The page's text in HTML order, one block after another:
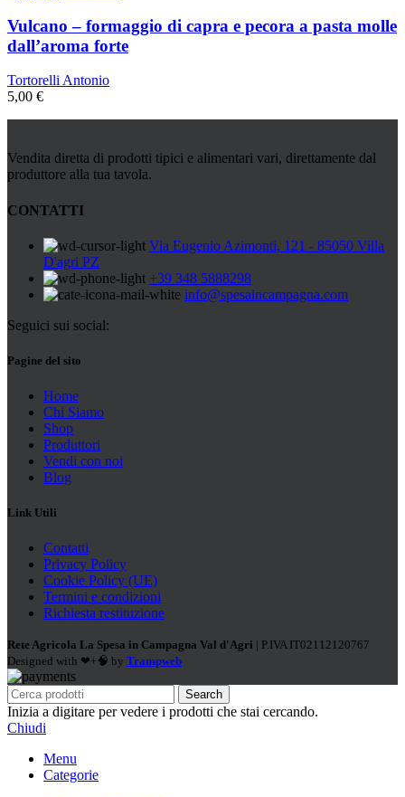
Vulcano – formaggio di capra e pecora a pasta molle
dall’aroma forte
Tortorelli Antonio
5,00 €
Vendita diretta di prodotti tipici e alimentari vari, direttamente dal
produttore alla tua tavola.
CONTATTI
Via Eugenio Azimonti, 121 - 85050 Villa
D'agri PZ
+39 348 5888298
info@spesaincampagna.com
Seguici sui social:
Pagine del sito
Home
Chi Siamo
Shop
Produttori
Vendi con noi
Blog
Link Utili
Contatti
Privacy Policy
Cookie Policy (UE)
Termini e condizioni
Richiesta restituzione
Rete Agricola La Spesa in Campagna Val d'Agri | P.IVA IT02112120767
Designed with ❤+🧠 by Trampweb
Search
Inizia a digitare per vedere i prodotti che stai cercando.
Chiudi
Menu
Categorie